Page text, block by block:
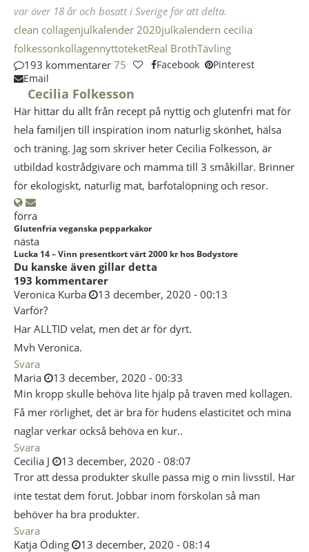
var över 18 år och bosatt i Sverige för att delta.
clean collagenjulkalender 2020julkalendern cecilia
folkessonkollagennyttoteketReal BrothTävling
193 kommentarer 75 Facebook
Pinterest
Email
Cecilia Folkesson
Här hittar du allt från recept på nyttig och glutenfri mat för
hela familjen till inspiration inom naturlig skönhet, hälsa
och träning. Jag som skriver heter Cecilia Folkesson, är
utbildad kostrådgivare och mamma till 3 småkillar. Brinner
för ekologiskt, naturlig mat, barfotalöpning och resor.
förra
Glutenfria veganska pepparkakor
nästa
Lucka 14 – Vinn presentkort värt 2000 kr hos Bodystore
Du kanske även gillar detta
193 kommentarer
Veronica Kurba
13 december, 2020 - 00:13
Varför?
Har ALLTID velat, men det är för dyrt.
Mvh Veronica.
Svara
Maria
13 december, 2020 - 00:33
Min kropp skulle behöva lite hjälp på traven med kollagen.
Få mer rörlighet, det är bra för hudens elasticitet och mina
naglar verkar också behöva en kur..
Svara
Cecilia J
13 december, 2020 - 08:07
Tror att dessa produkter skulle passa mig o min livsstil. Har
inte testat dem förut. Jobbar inom förskolan så man
behöver ha bra produkter.
Svara
Katja Öding
13 december, 2020 - 08:14